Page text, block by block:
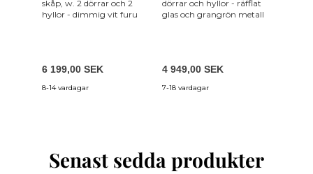
skåp, w. 2 dörrar och 2
hyllor - dimmig vit furu
6 199,00 SEK
8-14 vardagar
dörrar och hyllor - räfflat
glas och grangrön metall
4 949,00 SEK
7-18 vardagar
Senast sedda produkter